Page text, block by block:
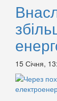
15 Січня,